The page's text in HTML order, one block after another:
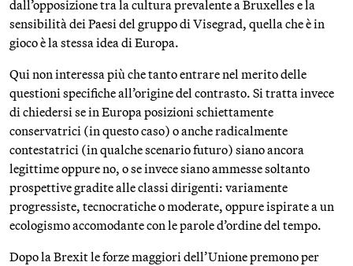
dall’opposizione tra la cultura prevalente a Bruxelles e la
sensibilità dei Paesi del gruppo di Visegrad, quella che è in
gioco è la stessa idea di Europa.
Qui non interessa più che tanto entrare nel merito delle
questioni specifiche all’origine del contrasto. Si tratta invece
di chiedersi se in Europa posizioni schiettamente
conservatrici (in questo caso) o anche radicalmente
contestatrici (in qualche scenario futuro) siano ancora
legittime oppure no, o se invece siano ammesse soltanto
prospettive gradite alle classi dirigenti: variamente
progressiste, tecnocratiche o moderate, oppure ispirate a un
ecologismo accomodante con le parole d’ordine del tempo.
Dopo la Brexit le forze maggiori dell’Unione premono per